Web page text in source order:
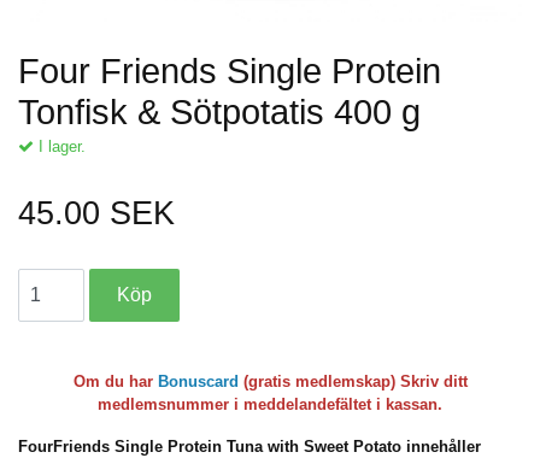
Four Friends Single Protein
Tonfisk & Sötpotatis 400 g
I lager.
45.00 SEK
Om du har Bonuscard (gratis medlemskap) Skriv ditt
medlemsnummer i meddelandefältet i kassan.
FourFriends Single Protein Tuna with Sweet Potato innehåller